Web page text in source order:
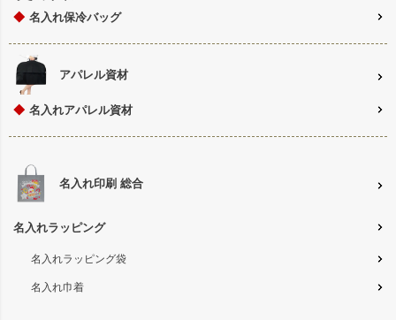
◆ 名入れ保冷バッグ
アパレル資材
◆ 名入れアパレル資材
名入れ印刷 総合
名入れラッピング
名入れラッピング袋
名入れ巾着